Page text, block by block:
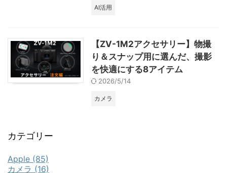
AI活用
【ZV-1M2アクセサリー】物撮
り＆スナップ用に選んだ、撮影
を快適にする8アイテム
2026/5/14
カメラ
カテゴリー
Apple (85)
カメラ (16)